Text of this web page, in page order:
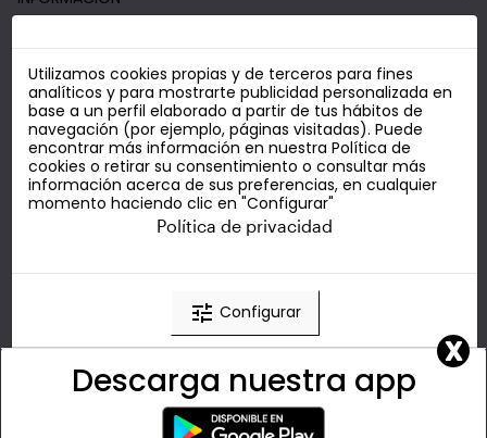
COSMÉTICA LOW COST
Utilizamos cookies propias y de terceros para fines
analíticos y para mostrarte publicidad personalizada en
base a un perfil elaborado a partir de tus hábitos de
navegación (por ejemplo, páginas visitadas). Puede
encontrar más información en nuestra Política de
cookies o retirar su consentimiento o consultar más
información acerca de sus preferencias, en cualquier
momento haciendo clic en "Configurar"
Política de privacidad
tune Configurar
clear Rechazar
done Aceptar
X
Descarga nuestra app